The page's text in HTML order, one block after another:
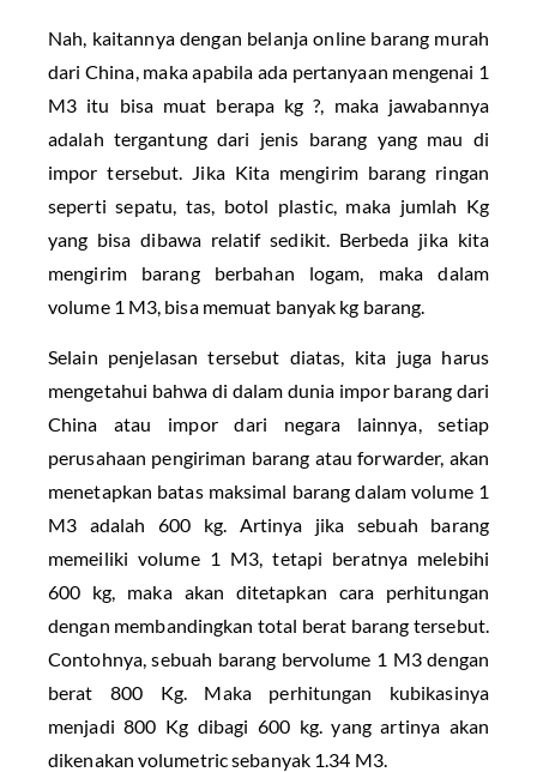
Nah, kaitannya dengan belanja online barang murah
dari China, maka apabila ada pertanyaan mengenai 1
M3 itu bisa muat berapa kg ?, maka jawabannya
adalah tergantung dari jenis barang yang mau di
impor tersebut. Jika Kita mengirim barang ringan
seperti sepatu, tas, botol plastic, maka jumlah Kg
yang bisa dibawa relatif sedikit. Berbeda jika kita
mengirim barang berbahan logam, maka dalam
volume 1 M3, bisa memuat banyak kg barang.
Selain penjelasan tersebut diatas, kita juga harus
mengetahui bahwa di dalam dunia impor barang dari
China atau impor dari negara lainnya, setiap
perusahaan pengiriman barang atau forwarder, akan
menetapkan batas maksimal barang dalam volume 1
M3 adalah 600 kg. Artinya jika sebuah barang
memeiliki volume 1 M3, tetapi beratnya melebihi
600 kg, maka akan ditetapkan cara perhitungan
dengan membandingkan total berat barang tersebut.
Contohnya, sebuah barang bervolume 1 M3 dengan
berat 800 Kg. Maka perhitungan kubikasinya
menjadi 800 Kg dibagi 600 kg. yang artinya akan
dikenakan volumetric sebanyak 1.34 M3.